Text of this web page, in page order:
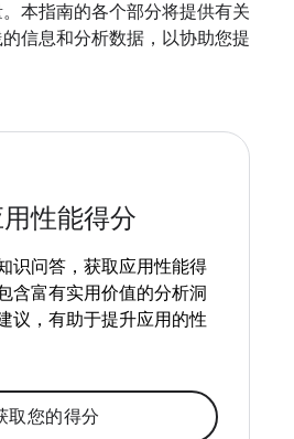
本指南的各个部分将提供有关
信息和分析数据，以协助您提
性能得分
识问答，获取应用性能得
含富有实用价值的分析洞
议，有助于提升应用的性
取您的得分